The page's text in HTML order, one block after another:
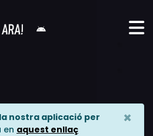
nostra aplicació per
en aquest enllaç
×